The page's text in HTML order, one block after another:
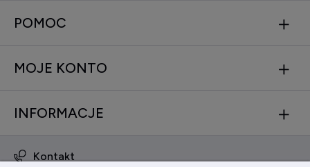
POMOC
MOJE KONTO
INFORMACJE
Kontakt